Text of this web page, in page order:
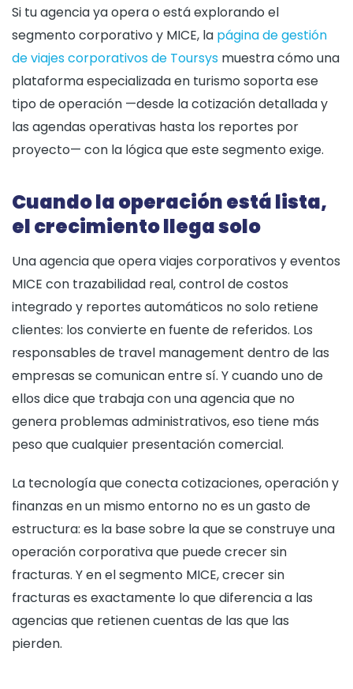
Si tu agencia ya opera o está explorando el
segmento corporativo y MICE, la página de gestión
de viajes corporativos de Toursys muestra cómo una
plataforma especializada en turismo soporta ese
tipo de operación —desde la cotización detallada y
las agendas operativas hasta los reportes por
proyecto— con la lógica que este segmento exige.
Cuando la operación está lista,
el crecimiento llega solo
Una agencia que opera viajes corporativos y eventos
MICE con trazabilidad real, control de costos
integrado y reportes automáticos no solo retiene
clientes: los convierte en fuente de referidos. Los
responsables de travel management dentro de las
empresas se comunican entre sí. Y cuando uno de
ellos dice que trabaja con una agencia que no
genera problemas administrativos, eso tiene más
peso que cualquier presentación comercial.
La tecnología que conecta cotizaciones, operación y
finanzas en un mismo entorno no es un gasto de
estructura: es la base sobre la que se construye una
operación corporativa que puede crecer sin
fracturas. Y en el segmento MICE, crecer sin
fracturas es exactamente lo que diferencia a las
agencias que retienen cuentas de las que las
pierden.